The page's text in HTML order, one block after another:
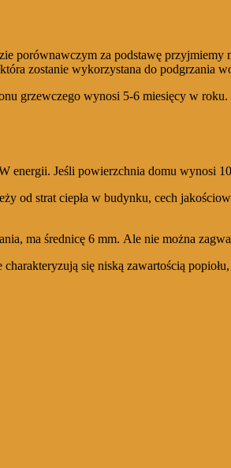
porównawczym za podstawę
zostanie wykorzystana do podgrzania
grzewczego wynosi 5-6 miesięcy w
energii. Jeśli powierzchnia domu wynosi
od strat ciepła w budynku, cech
ma średnicę 6 mm. Ale nie można
się niską zawartością